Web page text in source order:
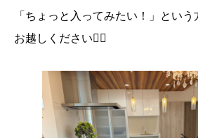
「ちょっと入ってみたい！」とい
お越しください🙇‍♂️